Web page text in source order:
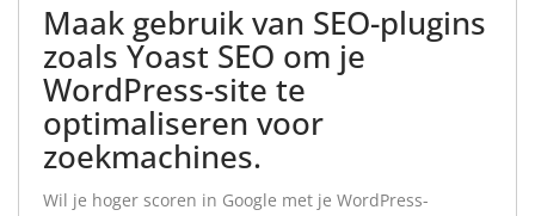
Maak gebruik van SEO-plugins
zoals Yoast SEO om je
WordPress-site te
optimaliseren voor
zoekmachines.
Wil je hoger scoren in Google met je WordPress-